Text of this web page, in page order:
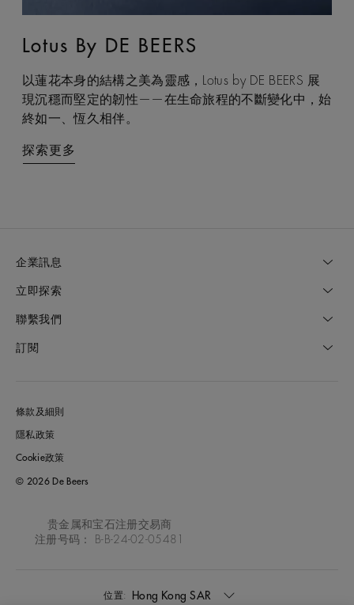
Lotus By DE BEERS
以蓮花本身的結構之美為靈感，Lotus by DE BEERS 展
現沉穩而堅定的韌性——在生命旅程的不斷變化中，始
終如一、恆久相伴。
探索更多
Talisman
Talisman 系列巧妙融合鑽石原石與拋光鑽石的獨特感官
互動，體現了大地令人著迷的力量，成為代表守護和雙
重能量的現代象徵。
探索更多
企業訊息
立即探索
聯繫我們
訂閱
條款及細則
隱私政策
Cookie政策
© 2026 De Beers
贵金属和宝石注册交易商
注册号码： B-B-24-02-05481
位置: Hong Kong SAR